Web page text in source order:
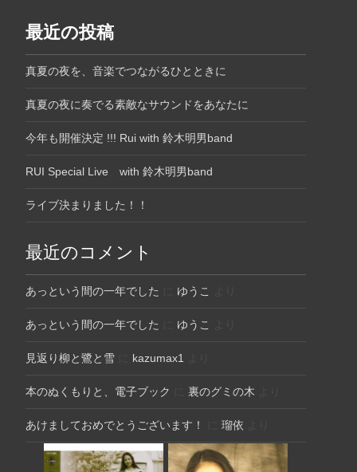
最近の投稿
真夏の夜を、音楽でつながるひとときに
真夏の夜に奏でる素敵なサウンドをあなたに
今年も開催決定 !!! Rui with 鈴木明男band
RUI Special Live with 鈴木明男band
ライブ決まりました！！
最近のコメント
あっという間の一年でした ゆうこ
あっという間の一年でした ゆうこ
見返り柳と鷺と雪 kazumax1
本のぬくもりと、電子ブック 裏のグミの木
あけましておめでとうございます！ 瑠依